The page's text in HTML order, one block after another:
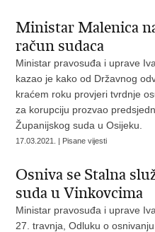
Ministar Malenica
račun sudaca
Ministar pravosuđa i uprave
kazao je kako od Državnog
kraćem roku provjeri tvrdnje
za korupciju prozvao
Županijskog suda u Osijeku.
17.03.2021. | Pisane vijesti
Osniva se Stalna
suda u Vinkovcima
Ministar pravosuđa i uprave
27. travnja, Odluku o